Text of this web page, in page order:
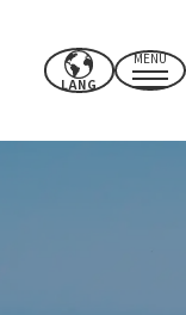
LANG
MENU